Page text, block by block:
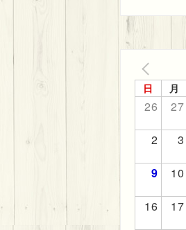
日 月
26 27
2 3
9 10
16 17